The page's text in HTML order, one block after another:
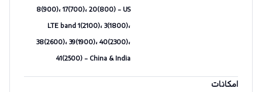
8(900)، 17(700)، 20(800) - US
LTE band 1(2100)، 3(1800)،
38(2600)، 39(1900)، 40(2300)،
41(2500) - China & India
امکانات